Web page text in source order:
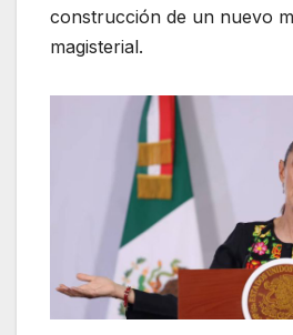
construcción de un nuevo
magisterial.